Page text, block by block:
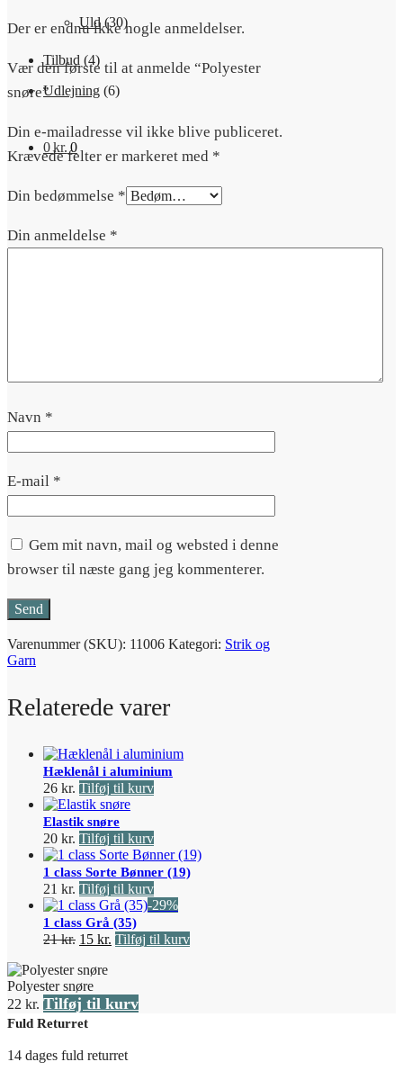
Uld (30)
Tilbud (4)
Udlejning (6)
0kr. 0
Der er endnu ikke nogle anmeldelser.
Vær den første til at anmelde “Polyester
snøre”
Din e-mailadresse vil ikke blive publiceret.
Krævede felter er markeret med *
Din bedømmelse *
Din anmeldelse *
Navn *
E-mail *
Gem mit navn, mail og websted i denne
browser til næste gang jeg kommenterer.
Varenummer (SKU): 11006 Kategori: Strik og
Garn
Relaterede varer
Hæklenål i aluminium
26 kr. Tilføj til kurv
Elastik snøre
20 kr. Tilføj til kurv
1 class Sorte Bønner (19)
21 kr. Tilføj til kurv
-29%
1 class Grå (35)
21kr. Den
pris
var:
21 kr..
15 kr. Den
15 kr..
Tilføj til kurv
Polyester snøre
22 kr. Tilføj til kurv
Fuld Returret
14 dages fuld returret